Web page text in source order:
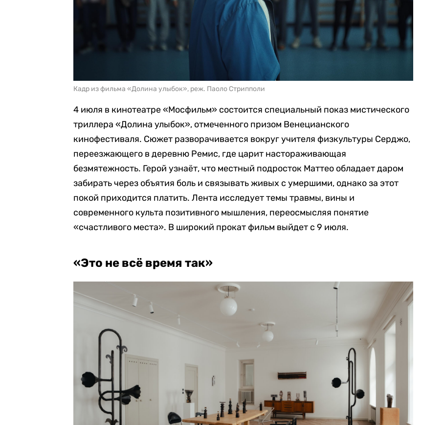
Кадр из фильма «Долина улыбок», реж. Паоло Стрипполи
4 июля в кинотеатре «Мосфильм» состоится специальный показ мистического
триллера «Долина улыбок», отмеченного призом Венецианского
кинофестиваля. Сюжет разворачивается вокруг учителя физкультуры Серджо,
переезжающего в деревню Ремис, где царит настораживающая
безмятежность. Герой узнаёт, что местный подросток Маттео обладает даром
забирать через объятия боль и связывать живых с умершими, однако за этот
покой приходится платить. Лента исследует темы травмы, вины и
современного культа позитивного мышления, переосмысляя понятие
«счастливого места». В широкий прокат фильм выйдет с 9 июля.
«Это не всё время так»